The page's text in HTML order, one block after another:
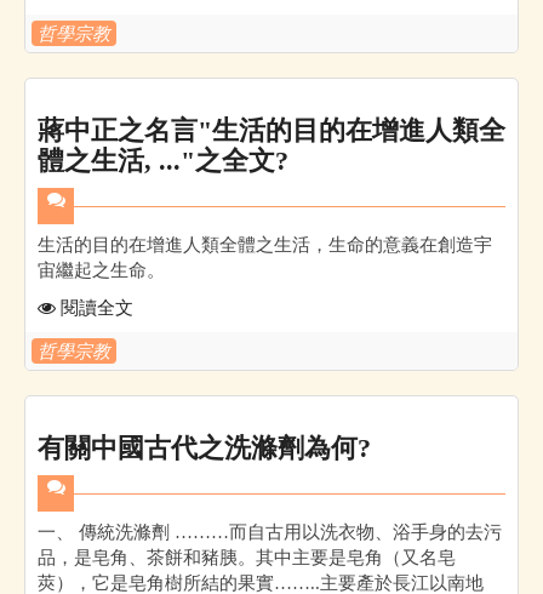
哲學宗教
蔣中正之名言"生活的目的在增進人類全
體之生活, ..."之全文?
生活的目的在增進人類全體之生活，生命的意義在創造宇
宙繼起之生命。
閱讀全文
哲學宗教
有關中國古代之洗滌劑為何?
一、 傳統洗滌劑 ………而自古用以洗衣物、浴手身的去污
品，是皂角、茶餅和豬胰。其中主要是皂角（又名皂
莢），它是皂角樹所結的果實……..主要產於長江以南地